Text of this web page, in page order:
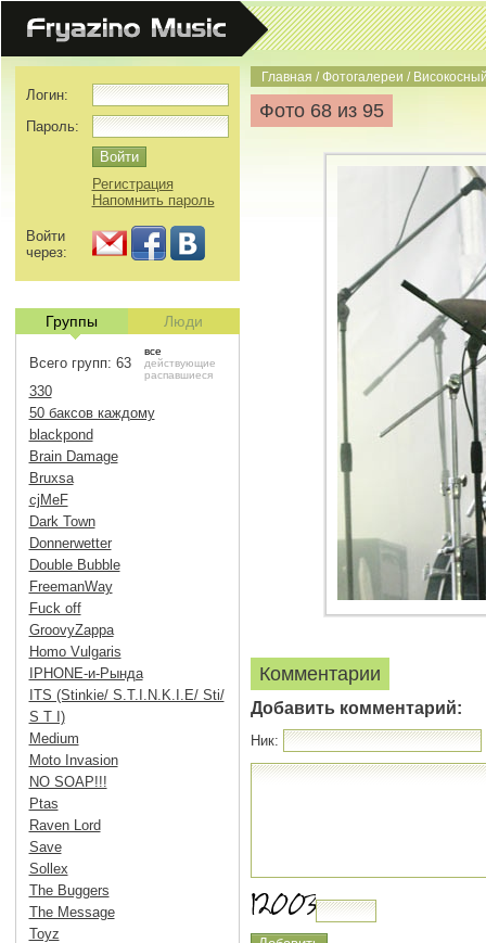
Главная /Фотогалереи /
Фото 68 из 95
Комментарии
Добавить комментарий:
Ник:
Логин:
Пароль:
Регистрация
Напомнить пароль
Войти
через:
Группы Люди
Всего групп: 63
все
действующие
распавшиеся
330
50 баксов каждому
blackpond
Brain Damage
Bruxsa
cjMeF
Dark Town
Donnerwetter
Double Bubble
FreemanWay
Fuck off
GroovyZappa
Homo Vulgaris
IPHONE-и-Рында
ITS (Stinkie/ S.T.I.N.K.I.E/ Sti/
S T I)
Medium
Moto Invasion
NO SOAP!!!
Ptas
Raven Lord
Save
Sollex
The Buggers
The Message
Toyz